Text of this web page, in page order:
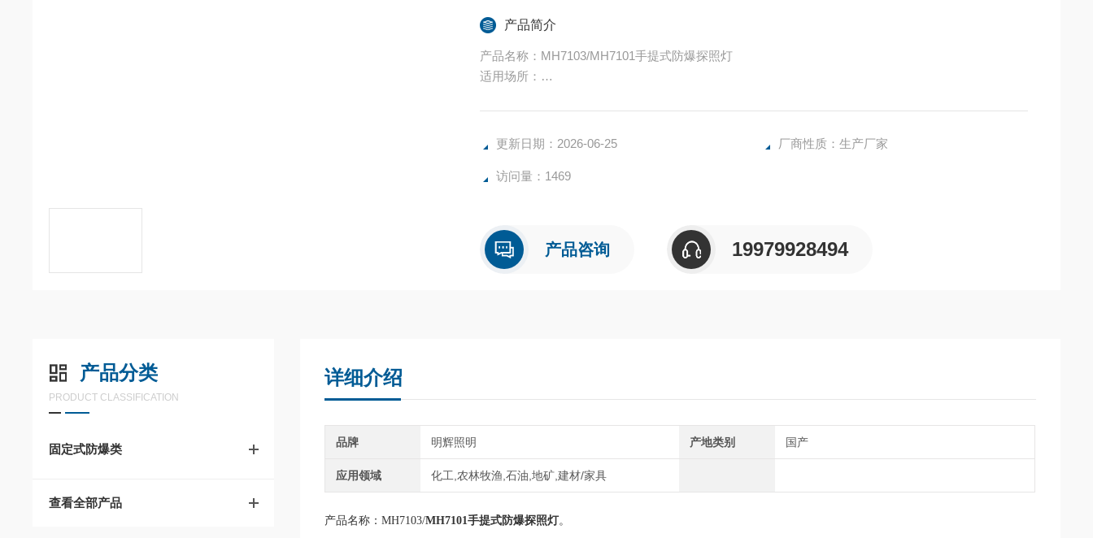
产品简介
产品名称：MH7103/MH7101手提式防爆探照灯
适用场所：
适用于各种急难救助、定点搜索、紧急事故处理等工作使用。
更新日期：2026-06-25 厂商性质：生产厂家
访问量：1469
产品咨询 19979928494
产品分类
PRODUCT CLASSIFICATION
固定式防爆类
查看全部产品
详细介绍
品牌 明辉照明 产地类别 国产
应用领域 化工,农林牧渔,石油,地矿,建材/家具
产品名称：MH7103/MH7101手提式防爆探照灯。